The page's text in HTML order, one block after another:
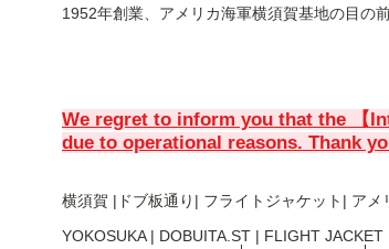
1952年創業、アメリカ海軍横須賀基地の目の
We regret to inform you that the 【
due to operational reasons. Thank
横須賀 |ドブ板通り| フライト ジャケット| アメ
YOKOSUKA | DOBUITA.ST | FLIGHT